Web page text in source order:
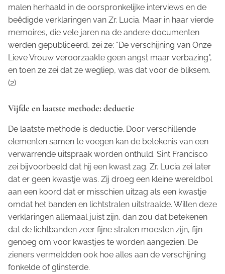
malen herhaald in de oorspronkelijke interviews en de
beëdigde verklaringen van Zr. Lucia. Maar in haar vierde
memoires, die vele jaren na de andere documenten
werden gepubliceerd, zei ze: "De verschijning van Onze
Lieve Vrouw veroorzaakte geen angst maar verbazing",
en toen ze zei dat ze wegliep, was dat voor de bliksem.
(2)
Vijfde en laatste methode: deductie
De laatste methode is deductie. Door verschillende
elementen samen te voegen kan de betekenis van een
verwarrende uitspraak worden onthuld. Sint Francisco
zei bijvoorbeeld dat hij een kwast zag. Zr. Lucia zei later
dat er geen kwastje was. Zij droeg een kleine wereldbol
aan een koord dat er misschien uitzag als een kwastje
omdat het banden en lichtstralen uitstraalde. Willen deze
verklaringen allemaal juist zijn, dan zou dat betekenen
dat de lichtbanden zeer fijne stralen moesten zijn, fijn
genoeg om voor kwastjes te worden aangezien. De
zieners vermeldden ook hoe alles aan de verschijning
fonkelde of glinsterde.